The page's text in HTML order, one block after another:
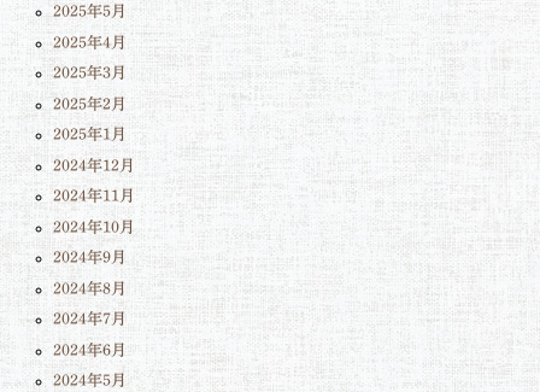
2025年5月
2025年4月
2025年3月
2025年2月
2025年1月
2024年12月
2024年11月
2024年10月
2024年9月
2024年8月
2024年7月
2024年6月
2024年5月